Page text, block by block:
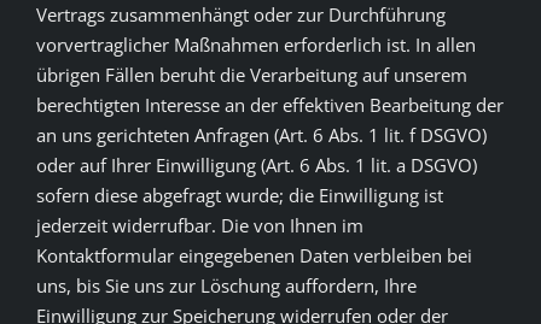
Vertrags zusammenhängt oder zur Durchführung
vorvertraglicher Maßnahmen erforderlich ist. In allen
übrigen Fällen beruht die Verarbeitung auf unserem
berechtigten Interesse an der effektiven Bearbeitung der
an uns gerichteten Anfragen (Art. 6 Abs. 1 lit. f DSGVO)
oder auf Ihrer Einwilligung (Art. 6 Abs. 1 lit. a DSGVO)
sofern diese abgefragt wurde; die Einwilligung ist
jederzeit widerrufbar. Die von Ihnen im
Kontaktformular eingegebenen Daten verbleiben bei
uns, bis Sie uns zur Löschung auffordern, Ihre
Einwilligung zur Speicherung widerrufen oder der